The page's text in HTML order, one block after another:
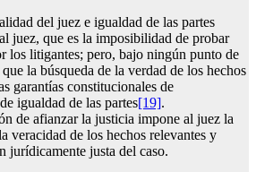
del juez e igualdad de las partes
juez, que es la imposibilidad de probar
los litigantes; pero, bajo ningún punto de
la búsqueda de la verdad de los hechos
garantías constitucionales de
igualdad de las partes[19].
de afianzar la justicia impone al juez la
veracidad de los hechos relevantes y
jurídicamente justa del caso.